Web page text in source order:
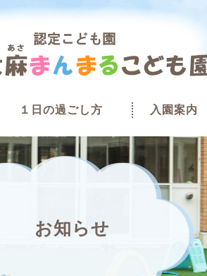
１日の過ごし方 入園案内
お知らせ